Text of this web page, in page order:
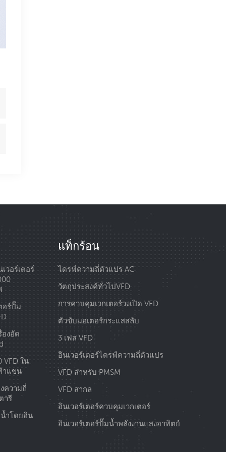
วอร์เตอร์
อร์ปั๊ม
องอัด
VFD ใน
าแขน
ความถี่
ารี
ำโดยอิน
แท็กร้อน
ไดรฟ์ความถี่ตัวแปร AC
วัตถุประสงค์ทั่วไปVFD
การควบคุมเวกเตอร์วงเปิด VFD
ตัวขับมอเตอร์กระแสสลับ
3 เฟส VFD
อินเวอร์เตอร์ไดรฟ์ความถี่ตัวแปร
VFD สำหรับ PMSM
VFD สากล
อินเวอร์เตอร์ควบคุมเวกเตอร์
อินเวอร์เตอร์ปั๊มน้ำพลังงานแสงอาทิตย์